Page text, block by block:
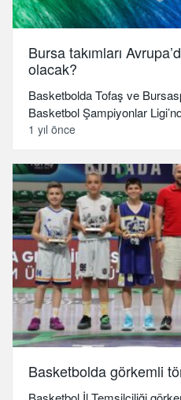
Bursa takımları
olacak?
Basketbolda Tofaş ve
Basketbol Şampiyonlar
1 yıl önce
Basketbolda görkemli